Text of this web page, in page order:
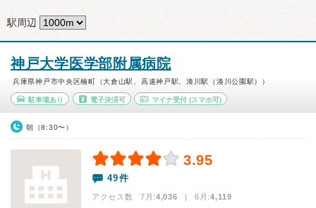
駅周辺
神戸大学医学部附属病院
兵庫県神戸市中央区楠町（大倉山駅、高速神戸駅、湊川駅（湊川公園駅））
駐車場あり 電子決済可 マイナ受付 (スマホ可)
朝（8:30〜）
3.95
49件
アクセス数 7月:4,036 | 6月:4,119